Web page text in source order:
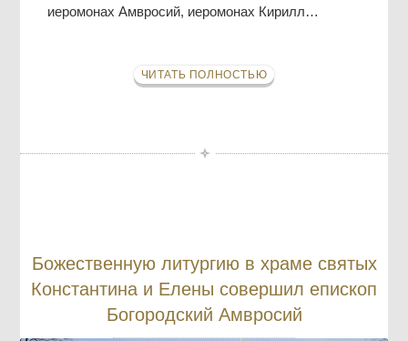
иеромонах Амвросий, иеромонах Кирилл…
ЧИТАТЬ ПОЛНОСТЬЮ
Божественную литургию в храме святых
Константина и Елены совершил епископ
Богородский Амвросий